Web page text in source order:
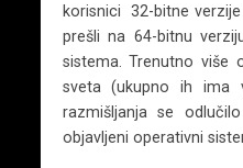
korisnici 32-bitne
prešli na 64-bitnu
sistema. Trenutno više
sveta (ukupno ih ima
razmišljanja se
objavljeni operativni